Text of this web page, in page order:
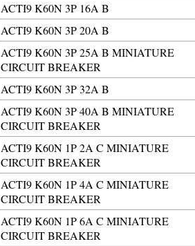
ACTI9 K60N 3P 16A B
ACTI9 K60N 3P 20A B
ACTI9 K60N 3P 25A B MINIATURE
CIRCUIT BREAKER
ACTI9 K60N 3P 32A B
ACTI9 K60N 3P 40A B MINIATURE
CIRCUIT BREAKER
ACTI9 K60N 1P 2A C MINIATURE
CIRCUIT BREAKER
ACTI9 K60N 1P 4A C MINIATURE
CIRCUIT BREAKER
ACTI9 K60N 1P 6A C MINIATURE
CIRCUIT BREAKER